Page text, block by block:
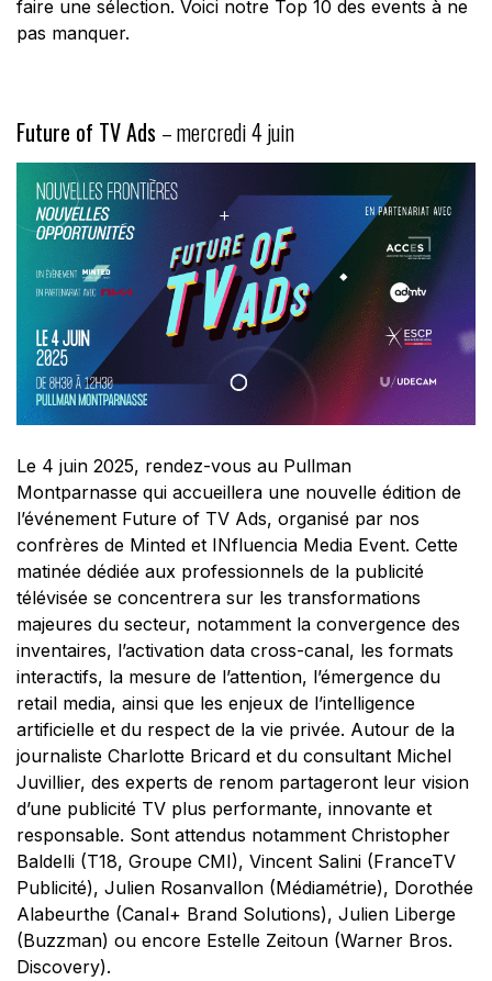
faire une sélection. Voici notre Top 10 des events à ne
pas manquer.
Future of TV Ads – mercredi 4 juin
Le 4 juin 2025, rendez-vous au Pullman
Montparnasse qui accueillera une nouvelle édition de
l’événement Future of TV Ads, organisé par nos
confrères de Mintedet INfluencia Media Event. Cette
matinée dédiée aux professionnels de la publicité
télévisée se concentrera sur les transformations
majeures du secteur, notamment la convergence des
inventaires, l’activation data cross-canal, les formats
interactifs, la mesure de l’attention, l’émergence du
retail media, ainsi que les enjeux de l’intelligence
artificielle et du respect de la vie privée. Autour de la
journaliste Charlotte Bricard et du consultant Michel
Juvillier, des experts de renom partageront leur vision
d’une publicité TV plus performante, innovante et
responsable. Sont attendus notamment Christopher
Baldelli (T18, Groupe CMI), Vincent Salini (FranceTV
Publicité), Julien Rosanvallon (Médiamétrie), Dorothée
Alabeurthe (Canal+ Brand Solutions), Julien Liberge
(Buzzman) ou encore Estelle Zeitoun (Warner Bros.
Discovery).